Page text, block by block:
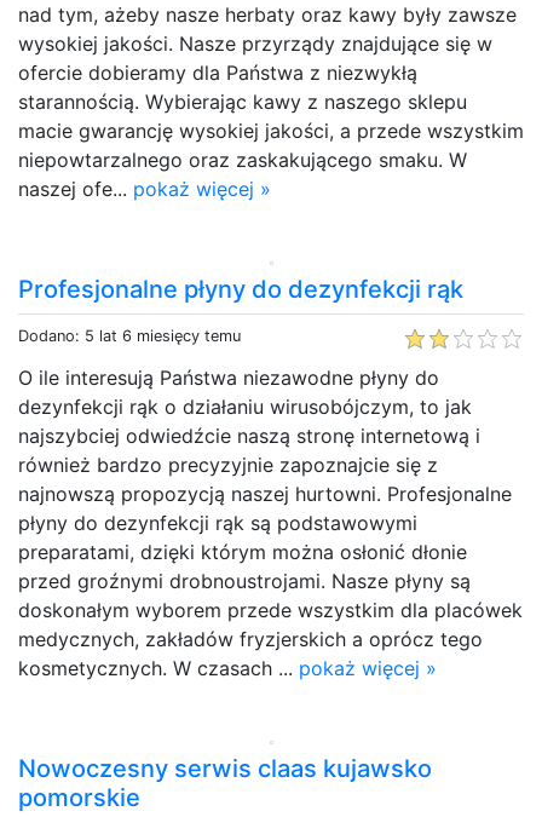
nad tym, ażeby nasze herbaty oraz kawy były zawsze
wysokiej jakości. Nasze przyrządy znajdujące się w
ofercie dobieramy dla Państwa z niezwykłą
starannością. Wybierając kawy z naszego sklepu
macie gwarancję wysokiej jakości, a przede wszystkim
niepowtarzalnego oraz zaskakującego smaku. W
naszej ofe... pokaż więcej »
Profesjonalne płyny do dezynfekcji rąk
Dodano: 5 lat 6 miesięcy temu
O ile interesują Państwa niezawodne płyny do
dezynfekcji rąk o działaniu wirusobójczym, to jak
najszybciej odwiedźcie naszą stronę internetową i
również bardzo precyzyjnie zapoznajcie się z
najnowszą propozycją naszej hurtowni. Profesjonalne
płyny do dezynfekcji rąk są podstawowymi
preparatami, dzięki którym można osłonić dłonie
przed groźnymi drobnoustrojami. Nasze płyny są
doskonałym wyborem przede wszystkim dla placówek
medycznych, zakładów fryzjerskich a oprócz tego
kosmetycznych. W czasach ... pokaż więcej »
Nowoczesny serwis claas kujawsko
pomorskie